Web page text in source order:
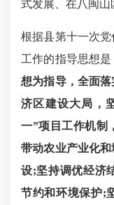
式发展、在八闽山
根据县第十一次
工作的指导思想是
想为指导，全面
济区建设大局，
一”项目工作机制
带动农业产业化
设;坚持调优经济
节约和环境保护;